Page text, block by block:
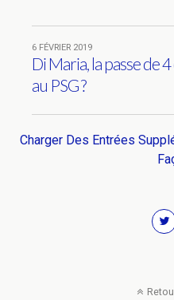
6 FÉVRIER 2019
Di Maria, la passe de
au PSG ?
Charger Des Entrées